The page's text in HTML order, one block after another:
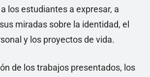
los estudiantes a expresar, a
miradas sobre la identidad, el
y los proyectos de vida.
de los trabajos presentados, los